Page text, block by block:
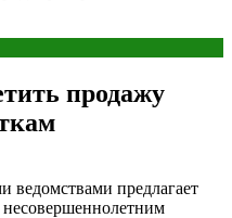
продажу
ведомствами предлагает